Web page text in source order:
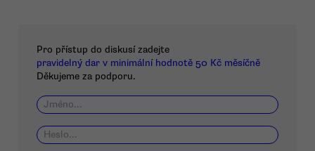
Pro přístup do diskusí zadejte
pravidelný dar v minimální hodnotě 50 Kč měsíčně
Děkujeme za podporu.